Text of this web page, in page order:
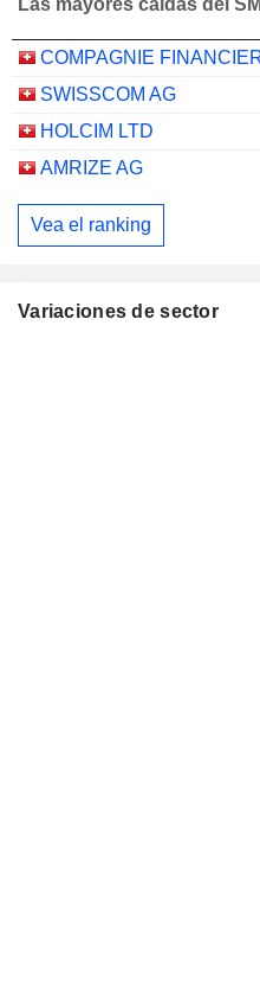
SWISSCOM AG
HOLCIM LTD
AMRIZE AG
Vea el ranking
Variaciones de sector